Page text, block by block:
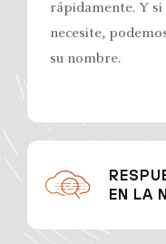
rápidamente. Y si
necesite,
su nombre.
EN LA